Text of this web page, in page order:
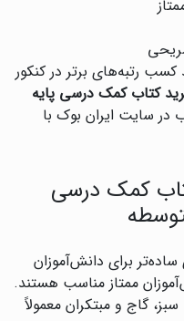
رتبه‌های برتر در کنکور
کتاب کمک درسی پایه
در سایت ایران بوک با
کمک درسی
برای دانش‌آموزان
ممتاز مناسب هستند.
گاج و مبتکران معمولاً